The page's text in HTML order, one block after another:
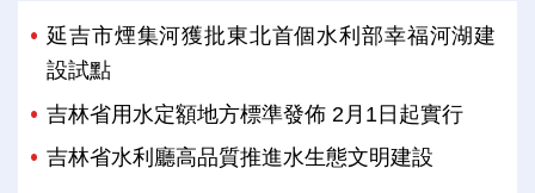
延吉市煙集河獲批東北首個水利部幸福河湖建
設試點
吉林省用水定額地方標準發佈 2月1日起實行
吉林省水利廳高品質推進水生態文明建設